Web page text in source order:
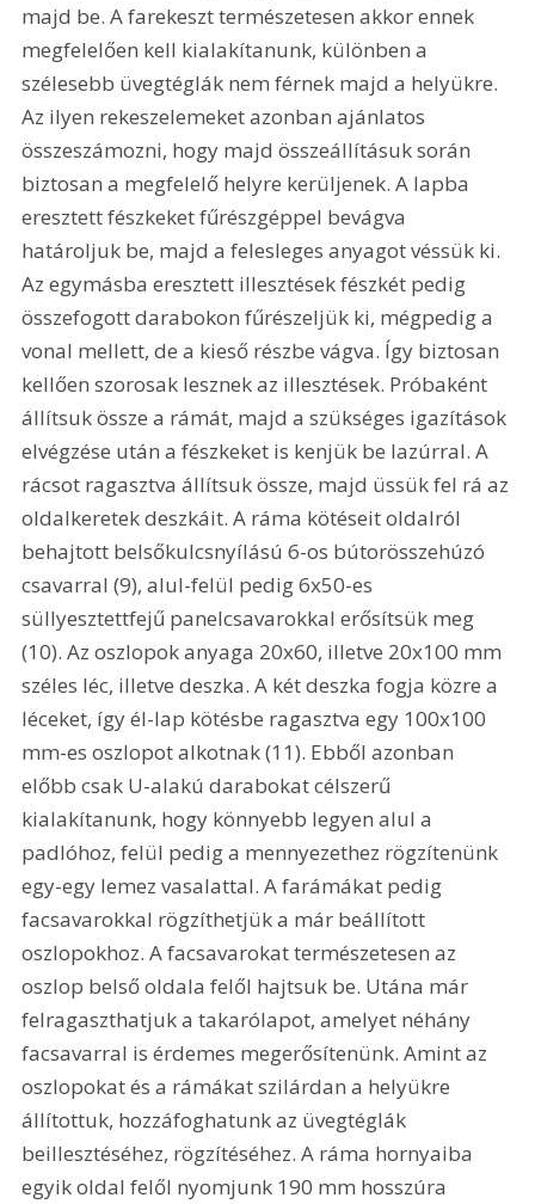
majd be. A farekeszt természetesen akkor ennek
megfelelően kell kialakítanunk, különben a
szélesebb üvegtéglák nem férnek majd a helyükre.
Az ilyen rekeszelemeket azonban ajánlatos
összeszámozni, hogy majd összeállításuk során
biztosan a megfelelő helyre kerüljenek. A lapba
eresztett fészkeket fűrészgéppel bevágva
határoljuk be, majd a felesleges anyagot véssük ki.
Az egymásba eresztett illesztések fészkét pedig
összefogott darabokon fűrészeljük ki, mégpedig a
vonal mellett, de a kieső részbe vágva. Így biztosan
kellően szorosak lesznek az illesztések. Próbaként
állítsuk össze a rámát, majd a szükséges igazítások
elvégzése után a fészkeket is kenjük be lazúrral. A
rácsot ragasztva állítsuk össze, majd üssük fel rá az
oldalkeretek deszkáit. A ráma kötéseit oldalról
behajtott belsőkulcsnyílású 6-os bútorösszehúzó
csavarral (9), alul-felül pedig 6x50-es
süllyesztettfejű panelcsavarokkal erősítsük meg
(10). Az oszlopok anyaga 20x60, illetve 20x100 mm
széles léc, illetve deszka. A két deszka fogja közre a
léceket, így él-lap kötésbe ragasztva egy 100x100
mm-es oszlopot alkotnak (11). Ebből azonban
előbb csak U-alakú darabokat célszerű
kialakítanunk, hogy könnyebb legyen alul a
padlóhoz, felül pedig a mennyezethez rögzítenünk
egy-egy lemez vasalattal. A farámákat pedig
facsavarokkal rögzíthetjük a már beállított
oszlopokhoz. A facsavarokat természetesen az
oszlop belső oldala felől hajtsuk be. Utána már
felragaszthatjuk a takarólapot, amelyet néhány
facsavarral is érdemes megerősítenünk. Amint az
oszlopokat és a rámákat szilárdan a helyükre
állítottuk, hozzáfoghatunk az üvegtéglák
beillesztéséhez, rögzítéséhez. A ráma hornyaiba
egyik oldal felől nyomjunk 190 mm hosszúra